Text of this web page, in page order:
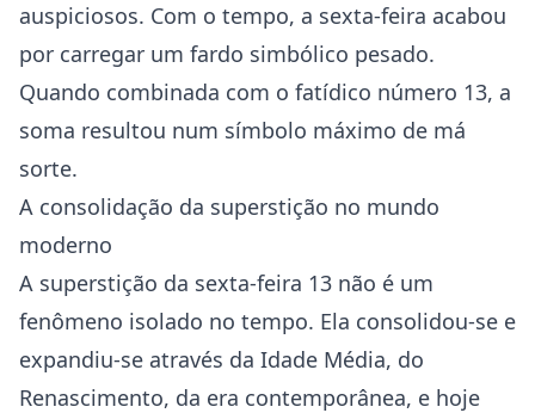
auspiciosos. Com o tempo, a sexta-feira acabou
por carregar um fardo simbólico pesado.
Quando combinada com o fatídico número 13, a
soma resultou num símbolo máximo de má
sorte.
A consolidação da superstição no mundo
moderno
A superstição da sexta-feira 13 não é um
fenômeno isolado no tempo. Ela consolidou-se e
expandiu-se através da Idade Média, do
Renascimento, da era contemporânea, e hoje